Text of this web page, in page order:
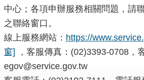
中心；各項申辦服務相關問題，請
之聯絡窗口。
線上服務網站： https://
窗] ，客服傳真：(02)3393-0708，
egov@service.gov.tw